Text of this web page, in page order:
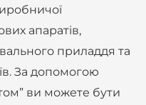
апаратів,
приладдя та
За допомогою
ви можете бути